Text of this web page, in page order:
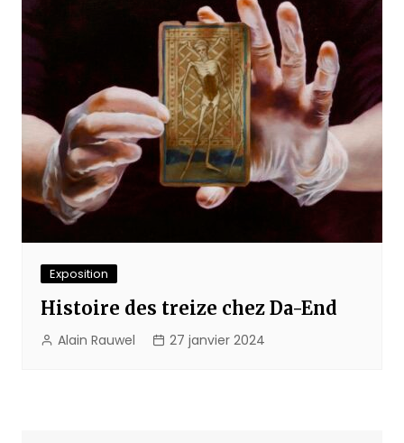
Exposition
Histoire des treize chez Da-End
Alain Rauwel 27 janvier 2024